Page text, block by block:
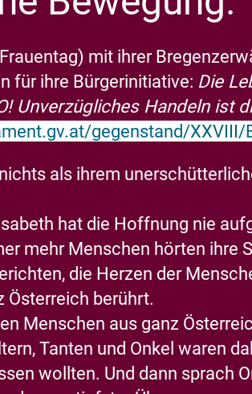
mit ihrer
für ihre Bürgerinitiative: Die
Unverzügliches Handeln ist
gegenstand/XXVIII/
als ihrem
hat die Hoffnung nie
mehr Menschen hörten ihre
die Herzen der
Österreich berührt.
Menschen aus ganz
Tanten und Onkel waren
wollten. Und dann sprach